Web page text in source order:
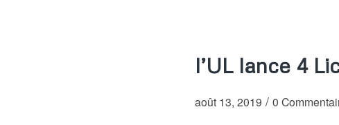
l’UL lance 4
août 13, 2019 / 0